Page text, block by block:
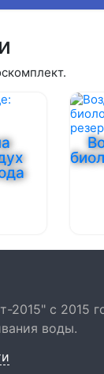
2015" с 2015
воды.